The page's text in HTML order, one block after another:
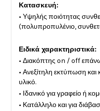
Κατασκευή:
• Υψηλής ποιότητας
(πολυπροπυλένιο,
Ειδικά χαρακτηριστικά:
• Διακόπτης on / off
• Ανεξίτηλη εκτύπωση
υλικό.
• Ιδανικό για γραφείο ή
• Κατάλληλο και για